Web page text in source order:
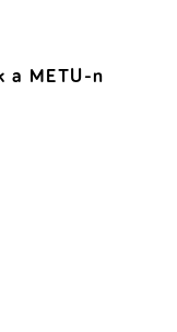
a METU-n